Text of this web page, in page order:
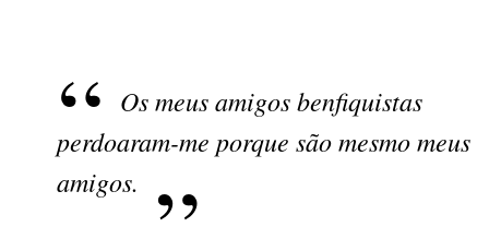
Os meus amigos benfiquistas
perdoaram-me porque são mesmo meus
amigos.